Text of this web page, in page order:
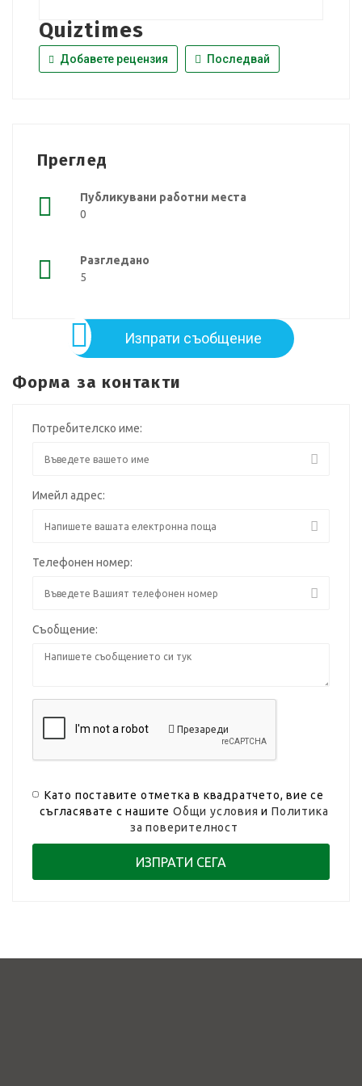
Quiztimes
Добавете рецензия Последвай
Преглед
Публикувани работни места
0
Разгледано
5
Изпрати съобщение
Форма за контакти
Потребителско име:
Имейл адрес:
Телефонен номер:
Съобщение:
Презареди
Като поставите отметка в квадратчето, вие се
съгласявате с нашитеОбщи условия иПолитика
за поверителност